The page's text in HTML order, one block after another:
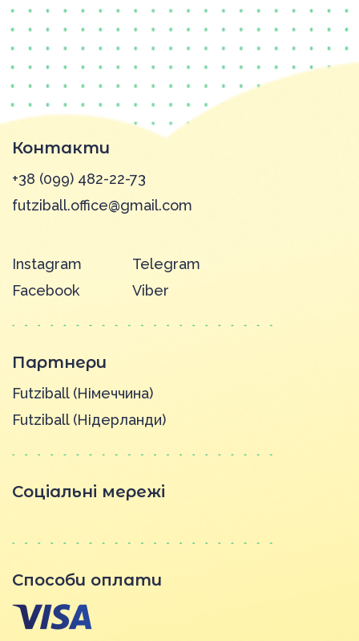
Контакти
+38 (099) 482-22-73
futziball.office@gmail.com
Instagram
Facebook
Telegram
Viber
Партнери
Futziball (Німеччина)
Futziball (Нідерланди)
Соціальні мережі
Способи оплати